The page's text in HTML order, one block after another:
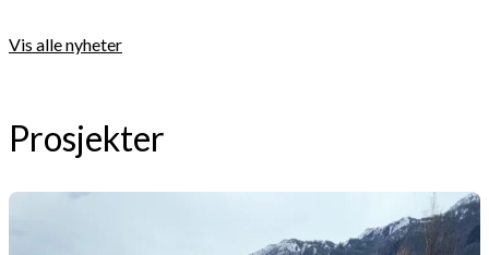
Vis alle nyheter
Prosjekter